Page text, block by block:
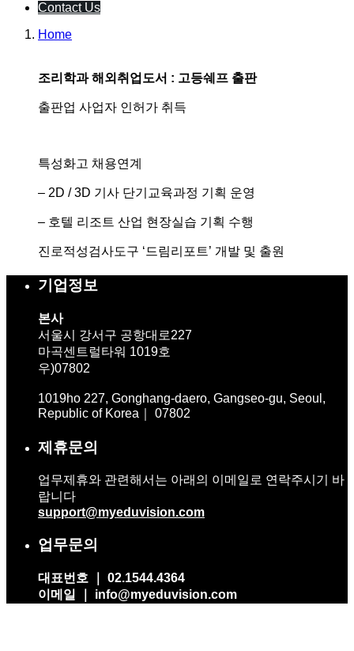
Contact Us
Home
조리학과 해외취업도서 : 고등쉐프 출판
출판업 사업자 인허가 취득
특성화고 채용연계
– 2D / 3D 기사 단기교육과정 기획 운영
– 호텔 리조트 산업 현장실습 기획 수행
진로적성검사도구 ‘드림리포트’ 개발 및 출원
기업정보
본사
서울시 강서구 공항대로227
마곡센트럴타워 1019호
우)07802
1019ho 227, Gonghang-daero, Gangseo-gu, Seoul,
Republic of Korea｜ 07802
제휴문의
업무제휴와 관련해서는 아래의 이메일로 연락주시기 바
랍니다
support@myeduvision.com
업무문의
대표번호 ｜ 02.1544.4364
이메일 ｜ info@myeduvision.com